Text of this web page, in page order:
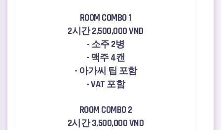
ROOM COMBO 1
2시간 2,500,000 VND
- 소주 2병
- 맥주 4캔
- 아가씨 팁 포함
- VAT 포함
ROOM COMBO 2
2시간 3,500,000 VND